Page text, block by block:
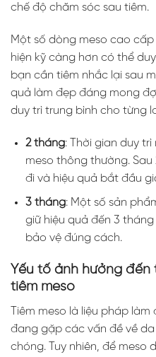
chế độ chăm sóc sau tiêm.
Một số dòng meso cao
hiện kỹ càng hơn có thể
bạn cần tiêm nhắc lại sau
quả làm đẹp đáng mong
duy trì trung bình cho từng
2 tháng: Thời gian duy
meso thông thường.
đi và hiệu quả bắt đầu
3 tháng: Một số sản
giữ hiệu quả đến 3
bảo vệ đúng cách.
Yếu tố ảnh hưởng
tiêm meso
Tiêm meso là liệu pháp
đang gặp các vấn đề về
chóng. Tuy nhiên, để meso